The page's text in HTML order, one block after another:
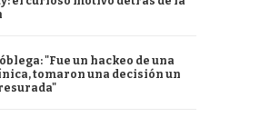
"Fue un hackeo de una
tomaron una decisión un